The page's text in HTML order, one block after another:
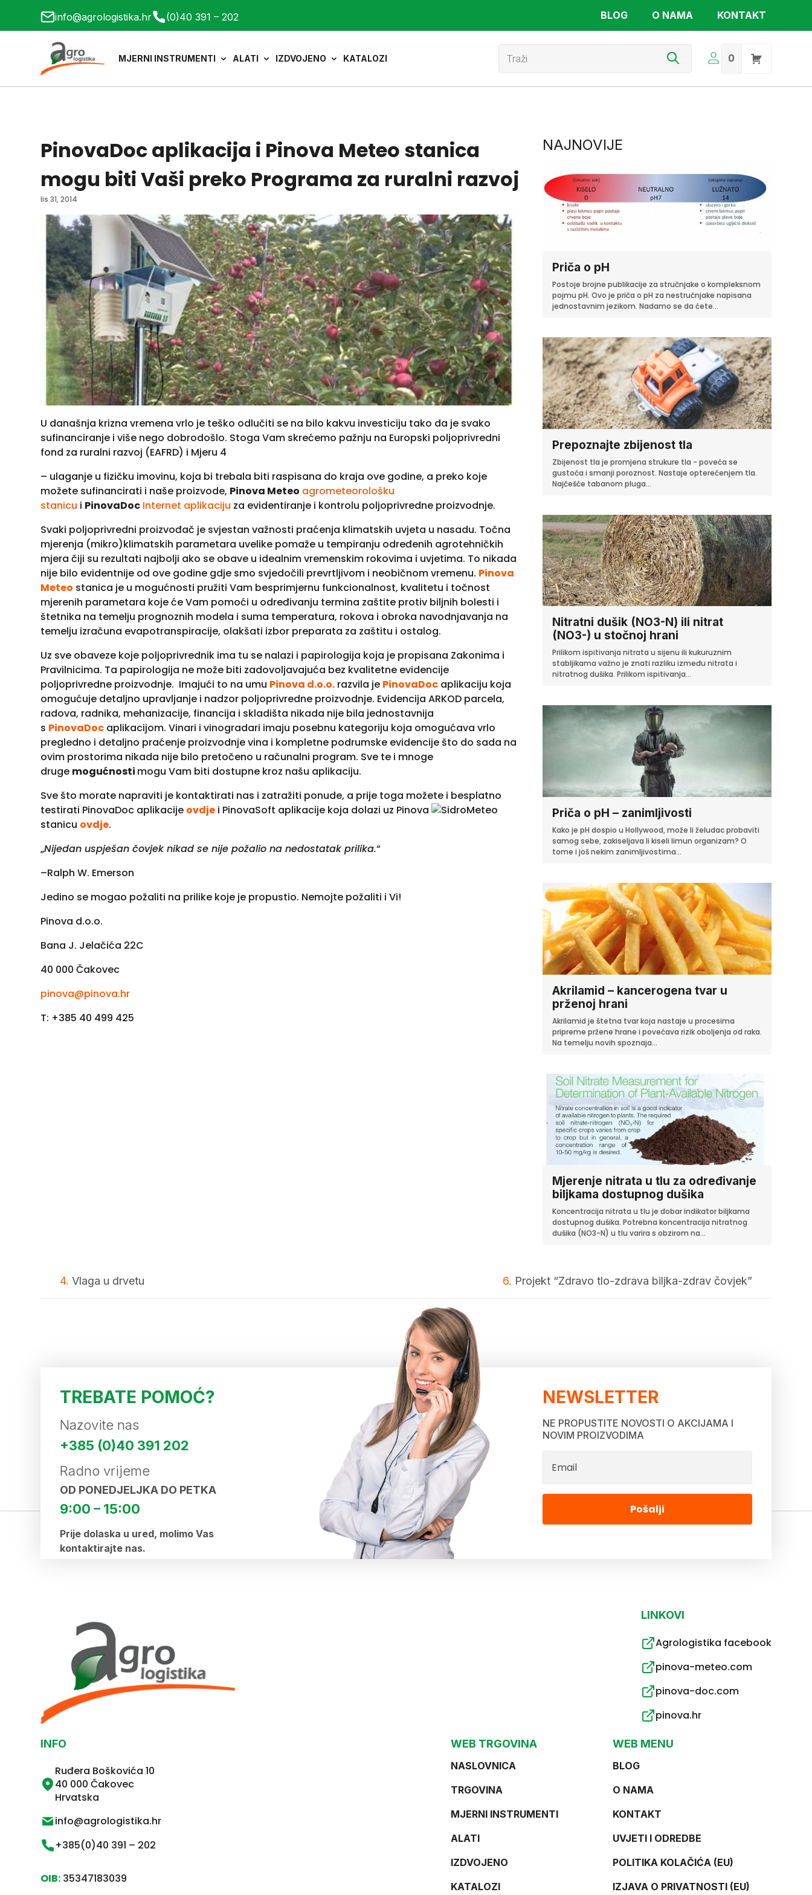
info@agrologistika.hr (0)40 391 – 202 BLOG O NAMA KONTAKT
MJERNI INSTRUMENTI ALATI IZDVOJENO KATALOZI
Products
search 0
PinovaDoc aplikacija i Pinova Meteo stanica
mogu biti Vaši preko Programa za ruralni razvoj
lis 31, 2014
U današnja krizna vremena vrlo je teško odlučiti se na bilo kakvu investiciju tako da je svako
sufinanciranje i više nego dobrodošlo. Stoga Vam skrećemo pažnju na Europski poljoprivredni
fond za ruralni razvoj (EAFRD) i Mjeru 4
– ulaganje u fizičku imovinu, koja bi trebala biti raspisana do kraja ove godine, a preko koje
možete sufinancirati i naše proizvode, Pinova Meteo agrometeorološku
stanicu i PinovaDoc Internet aplikaciju za evidentiranje i kontrolu poljoprivredne proizvodnje.
Svaki poljoprivredni proizvođač je svjestan važnosti praćenja klimatskih uvjeta u nasadu. Točna
mjerenja (mikro)klimatskih parametara uvelike pomaže u tempiranju određenih agrotehničkih
mjera čiji su rezultati najbolji ako se obave u idealnim vremenskim rokovima i uvjetima. To nikada
nije bilo evidentnije od ove godine gdje smo svjedočili prevrtljivom i neobičnom vremenu. Pinova
Meteo stanica je u mogućnosti pružiti Vam besprimjernu funkcionalnost, kvalitetu i točnost
mjerenih parametara koje će Vam pomoći u određivanju termina zaštite protiv biljnih bolesti i
štetnika na temelju prognoznih modela i suma temperatura, rokova i obroka navodnjavanja na
temelju izračuna evapotranspiracije, olakšati izbor preparata za zaštitu i ostalog.
Uz sve obaveze koje poljoprivrednik ima tu se nalazi i papirologija koja je propisana Zakonima i
Pravilnicima. Ta papirologija ne može biti zadovoljavajuća bez kvalitetne evidencije
poljoprivredne proizvodnje. Imajući to na umu Pinova d.o.o. razvila je PinovaDoc aplikaciju koja
omogućuje detaljno upravljanje i nadzor poljoprivredne proizvodnje. Evidencija ARKOD parcela,
radova, radnika, mehanizacije, financija i skladišta nikada nije bila jednostavnija
s PinovaDoc aplikacijom. Vinari i vinogradari imaju posebnu kategoriju koja omogućava vrlo
pregledno i detaljno praćenje proizvodnje vina i kompletne podrumske evidencije što do sada na
ovim prostorima nikada nije bilo pretočeno u računalni program. Sve te i mnoge
druge mogućnosti mogu Vam biti dostupne kroz našu aplikaciju.
Sve što morate napraviti je kontaktirati nas i zatražiti ponude, a prije toga možete i besplatno
testirati PinovaDoc aplikacije ovdje i PinovaSoft aplikacije koja dolazi uz Pinova
Meteo
stanicu ovdje.
„Nijedan uspješan čovjek nikad se nije požalio na nedostatak prilika.“
–Ralph W. Emerson
Jedino se mogao požaliti na prilike koje je propustio. Nemojte požaliti i Vi!
Pinova d.o.o.
Bana J. Jelačića 22C
40 000 Čakovec
pinova@pinova.hr
T: +385 40 499 425
4. Vlaga u drvetu 6. Projekt “Zdravo tlo-zdrava biljka-zdrav čovjek”
NAJNOVIJE
Priča o pH
Postoje brojne publikacije za stručnjake o kompleksnom
pojmu pH. Ovo je priča o pH za nestručnjake napisana
jednostavnim jezikom. Nadamo se da ćete...
Prepoznajte zbijenost tla
Zbijenost tla je promjena strukure tla - poveća se
gustoća i smanji poroznost. Nastaje opterećenjem tla.
Najčešće tabanom pluga...
Nitratni dušik (NO3-N) ili nitrat
(NO3-) u stočnoj hrani
Prilikom ispitivanja nitrata u sijenu ili kukuruznim
stabljikama važno je znati razliku između nitrata i
nitratnog dušika. Prilikom ispitivanja...
Priča o pH – zanimljivosti
Kako je pH dospio u Hollywood, može li želudac probaviti
samog sebe, zakiseljava li kiseli limun organizam? O
tome i još nekim zanimljivostima...
Akrilamid – kancerogena tvar u
prženoj hrani
Akrilamid je štetna tvar koja nastaje u procesima
pripreme pržene hrane i povećava rizik oboljenja od raka.
Na temelju novih spoznaja...
Mjerenje nitrata u tlu za određivanje
biljkama dostupnog dušika
Koncentracija nitrata u tlu je dobar indikator biljkama
dostupnog dušika. Potrebna koncentracija nitratnog
dušika (NO3-N) u tlu varira s obzirom na...
TREBATE POMOĆ?
Nazovite nas
+385 (0)40 391 202
Radno vrijeme
OD PONEDJELJKA DO PETKA
9:00 – 15:00
Prije dolaska u ured, molimo Vas
kontaktirajte nas.
NEWSLETTER
NE PROPUSTITE NOVOSTI O AKCIJAMA I
NOVIM PROIZVODIMA
Pošalji
INFO
Ruđera Boškovića 10
40 000 Čakovec
Hrvatska
info@agrologistika.hr
+385(0)40 391 – 202
OIB: 35347183039
LINKOVI
Agrologistika facebook
pinova-meteo.com
pinova-doc.com
pinova.hr
WEB TRGOVINA
NASLOVNICA
TRGOVINA
MJERNI INSTRUMENTI
ALATI
IZDVOJENO
KATALOZI
WEB MENU
BLOG
O NAMA
KONTAKT
UVJETI I ODREDBE
POLITIKA KOLAČIĆA (EU)
IZJAVA O PRIVATNOSTI (EU)